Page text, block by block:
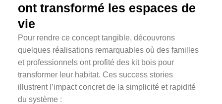
ont transformé les espaces de
vie
Pour rendre ce concept tangible, découvrons
quelques réalisations remarquables où des familles
et professionnels ont profité des kit bois pour
transformer leur habitat. Ces success stories
illustrent l’impact concret de la simplicité et rapidité
du système :